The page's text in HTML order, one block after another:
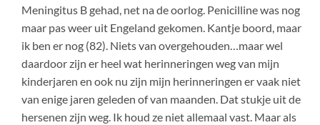
Meningitus B gehad, net na de oorlog. Penicilline was nog
maar pas weer uit Engeland gekomen. Kantje boord, maar
ik ben er nog (82). Niets van overgehouden…maar wel
daardoor zijn er heel wat herinneringen weg van mijn
kinderjaren en ook nu zijn mijn herinneringen er vaak niet
van enige jaren geleden of van maanden. Dat stukje uit de
hersenen zijn weg. Ik houd ze niet allemaal vast. Maar als